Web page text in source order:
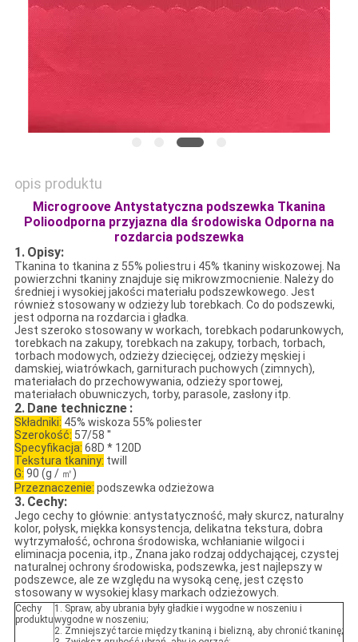
opis produktu
Microgroove Antystatyczna podszewka Tkanina
Polioodporna przyjazna dla środowiska Odporna na
rozdarcia podszewka
1. Opisy:
Tkanina to tkanina z 55% poliestru i 45% tkaniny wiskozowej. Na
powierzchni tkaniny znajduje się mikrowzmocnienie. Należy do
średniej i wysokiej jakości materiału podszewkowego. Jest
również stosowany w odzieży lub torebkach. Co do podszewki,
jest odporna na rozdarcia i gładka.
Jest szeroko stosowany w workach, torebkach podarunkowych,
torebkach na zakupy, torebkach na zakupy, torbach, torbach,
torbach modowych, odzieży dziecięcej, odzieży męskiej i
damskiej, wiatrówkach, garniturach puchowych (zimnych),
materiałach do przechowywania, odzieży sportowej,
materiałach obuwniczych, torby, parasole, zasłony itp.
2. Dane techniczne :
Składniki: 45% wiskoza 55% poliester
Szerokość: 57/58 ''
Specyfikacja: 68D * 120D
Tekstura tkaniny: twill
G: 90 (g / ㎡)
Przeznaczenie: podszewka odzieżowa
3. Cechy:
Jego cechy to głównie: antystatyczność, mały skurcz, naturalny
kolor, połysk, miękka konsystencja, delikatna tekstura, dobra
wytrzymałość, ochrona środowiska, wchłanianie wilgoci i
eliminacja pocenia, itp., Znana jako rodzaj oddychającej, czystej
naturalnej ochrony środowiska, podszewka, jest najlepszy w
podszewce, ale ze względu na wysoką cenę, jest często
stosowany w wysokiej klasy markach odzieżowych.
Cechy
produktu
1. Spraw, aby ubrania były gładkie i wygodne w noszeniu i
wygodne w noszeniu;
2. Zmniejszyć tarcie między tkaniną i bielizną, aby chronić tkaninę;